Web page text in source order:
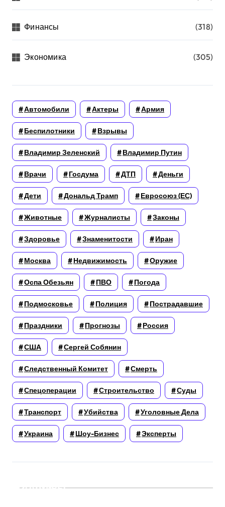
Финансы (318)
Экономика (305)
Автомобили Актеры Армия
Беспилотники Взрывы
Владимир Зеленский Владимир Путин
Врачи Госдума ДТП Деньги
Дети Дональд Трамп Евросоюз (ЕС)
Животные Журналисты Законы
Здоровье Знаменитости Иран
Москва Недвижимость Оружие
Оспа Обезьян ПВО Погода
Подмосковье Полиция Пострадавшие
Праздники Прогнозы Россия
США Сергей Собянин
Следственный Комитет Смерть
Спецоперации Строительство Суды
Транспорт Убийства Уголовные Дела
Украина Шоу-Бизнес Эксперты
Архивы